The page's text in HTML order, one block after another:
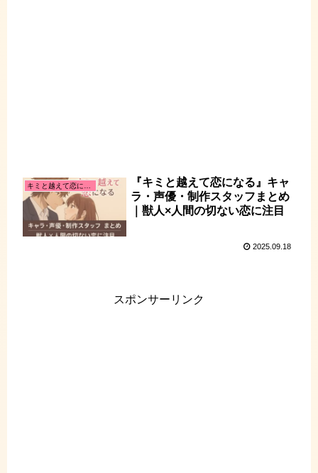
『キミと越えて恋になる』キャ
ラ・声優・制作スタッフまとめ
｜獣人×人間の切ない恋に注目
2025.09.18
スポンサーリンク